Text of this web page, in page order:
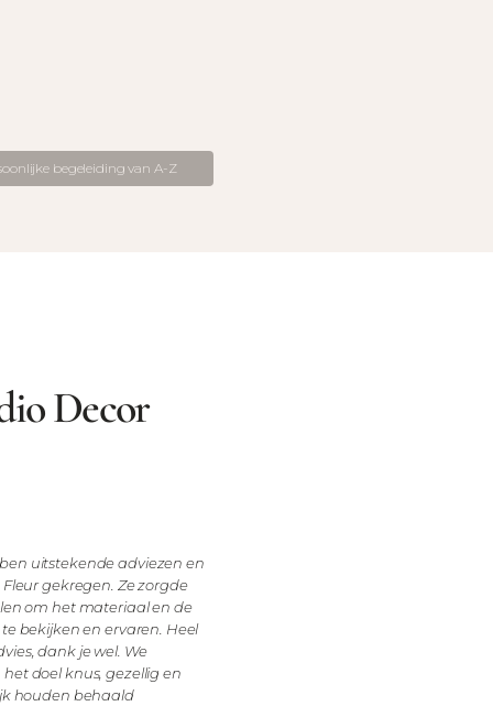
begeleiding van A-Z
Decor
uitstekende adviezen en
gekregen. Ze zorgde
om het materiaal en de
bekijken en ervaren. Heel
dank je wel. We
doel knus, gezellig en
houden behaald